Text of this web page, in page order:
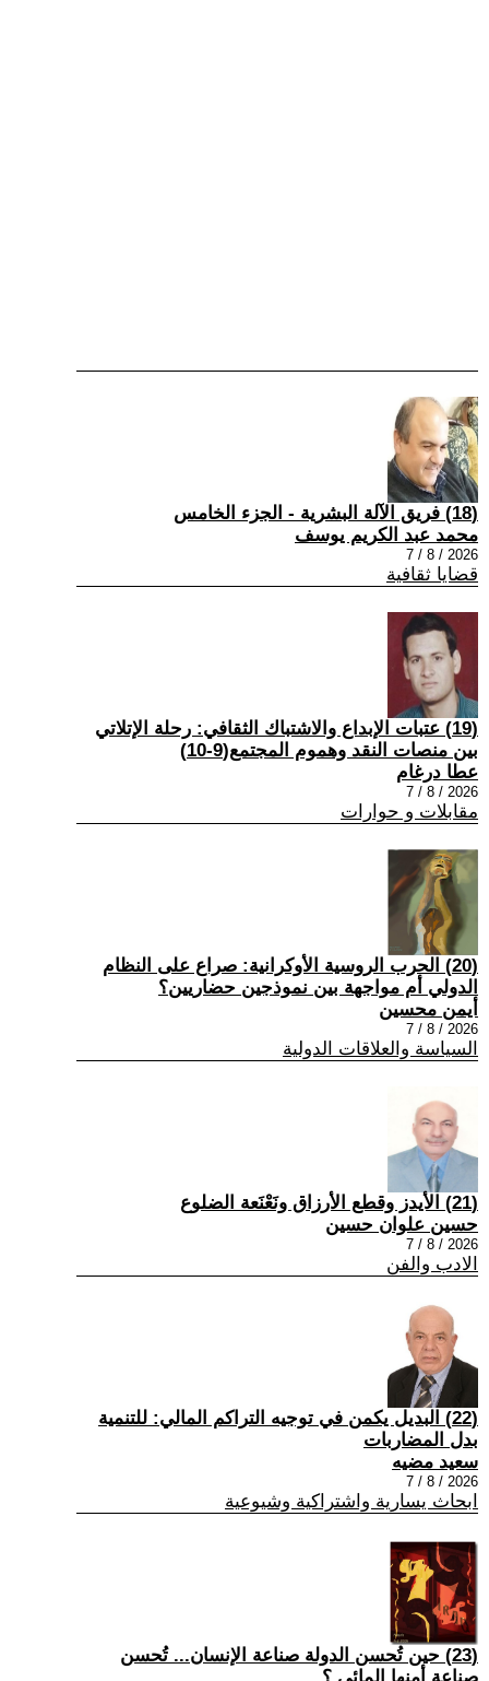
(18) فريق الآلة البشرية - الجزء الخامس
محمد عبد الكريم يوسف
2026 / 8 / 7
قضايا ثقافية
(19) عتبات الإبداع والاشتباك الثقافي: رحلة الإتلاتي
بين منصات النقد وهموم المجتمع(9-10)
عطا درغام
2026 / 8 / 7
مقابلات و حوارات
(20) الحرب الروسية الأوكرانية: صراع على النظام
الدولي أم مواجهة بين نموذجين حضاريين؟
أيمن محسين
2026 / 8 / 7
السياسة والعلاقات الدولية
(21) الأيدز وقطع الأرزاق ونَعْنَعة الضلوع
حسين علوان حسين
2026 / 8 / 7
الادب والفن
(22) البديل يكمن في توجيه التراكم المالي: للتنمية
بدل المضاربات
سعيد مضيه
2026 / 8 / 7
ابحاث يسارية واشتراكية وشيوعية
(23) حين تُحسن الدولة صناعة الإنسان... تُحسن